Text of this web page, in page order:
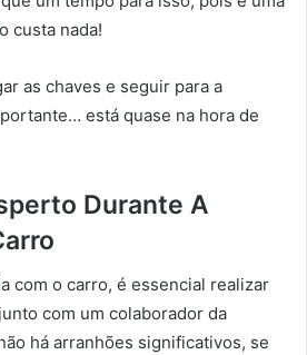
custa nada!
as chaves e seguir para a
está quase na hora de
Durante A
com o carro, é essencial realizar
com um colaborador da
há arranhões significativos, se